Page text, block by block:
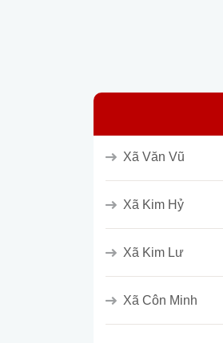
Xã Văn Vũ
Xã Kim Hỷ
Xã Kim Lư
Xã Côn Minh